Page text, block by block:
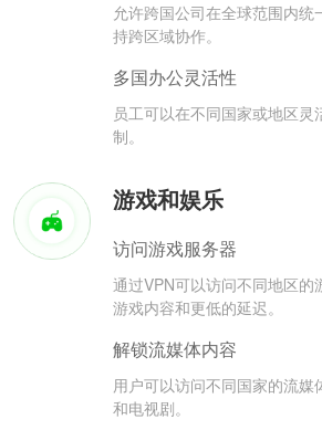
允许跨国公司在全球范围内统
持跨区域协作。
多国办公灵活性
员工可以在不同国家或地区灵
制。
游戏和娱乐
访问游戏服务器
通过VPN可以访问不同地区的
游戏内容和更低的延迟。
解锁流媒体内容
用户可以访问不同国家的流媒
和电视剧。